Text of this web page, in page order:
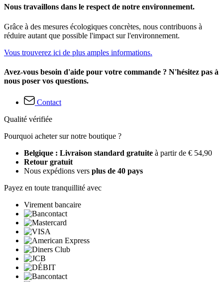
Nous travaillons dans le respect de notre environnement.
Grâce à des mesures écologiques concrètes, nous contribuons à
réduire autant que possible l'impact sur l'environnement.
Vous trouverez ici de plus amples informations.
Avez-vous besoin d'aide pour votre commande ? N'hésitez pas à
nous poser vos questions.
Contact
Qualité vérifiée
Pourquoi acheter sur notre boutique ?
Belgique : Livraison standard gratuite à partir de € 54,90
Retour gratuit
Nous expédions vers plus de 40 pays
Payez en toute tranquillité avec
Virement bancaire